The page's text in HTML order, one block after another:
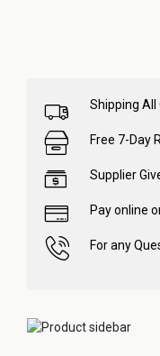
Shipping All
Free 7-Day
Supplier
Pay online
For any